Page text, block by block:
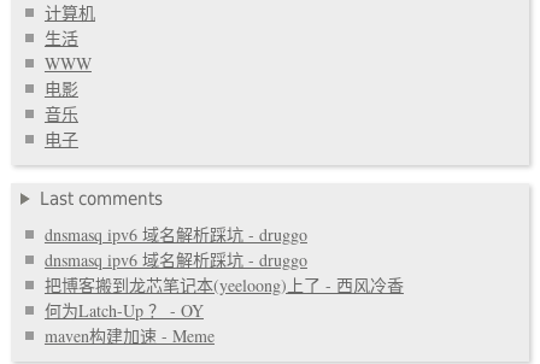
计算机
生活
WWW
电影
音乐
电子
Last comments
dnsmasq ipv6 域名解析踩坑 - druggo
dnsmasq ipv6 域名解析踩坑 - druggo
把博客搬到龙芯笔记本(yeeloong)上了 - 西风冷香
何为Latch-Up ？ - OY
maven构建加速 - Meme